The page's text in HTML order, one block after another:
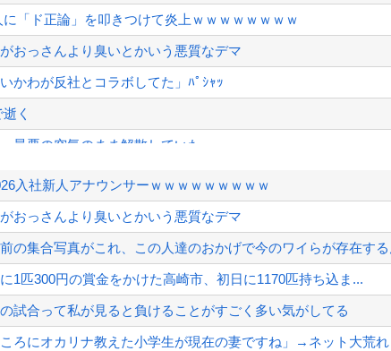
に「ド正論」を叩きつけて炎上ｗｗｗｗｗｗｗｗ
おっさんより臭いとかいう悪質なデマ
かわが反社とコラボしてた」ﾊﾟｼｬｯ
く
最悪の空気のまま解散していた
回はヌいてるプリキュアのキャラがこちらwww
」が炎上して謝罪…もう何も言えない
がなぜ許されない？「窮屈な世の中」に住む不幸、「尊重し合
」が炎上して謝罪…もう何も言えない
SNS更新が1週間途絶え、様々な憶測が飛び交う。1週間ぶり...
黒人男性の首を絞め、暴動第二波不可避へ
入社新人アナウンサーｗｗｗｗｗｗｗｗｗ
おっさんより臭いとかいう悪質なデマ
の集合写真がこれ、この人達のおかげで今のワイらが存在す
1匹300円の賞金をかけた高崎市、初日に1170匹持ち込ま...
試合って私が見ると負けることがすごく多い気がしてる
ろにオカリナ教えた小学生が現在の妻ですね」→ネット大荒れ